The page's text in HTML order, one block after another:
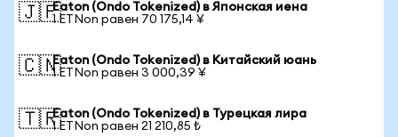
🇯🇵Eaton (Ondo Tokenized) в Японская иена
1 ETNon равен 70 175,14 ¥
🇨🇳Eaton (Ondo Tokenized) в Китайский юань
1 ETNon равен 3 000,39 ¥
🇹🇷Eaton (Ondo Tokenized) в Турецкая лира
1 ETNon равен 21 210,85 ₺